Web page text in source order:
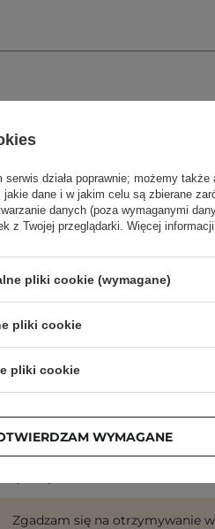
checklisty,
Zgadzam się na otrzymywanie
serwis działa poprawnie; możemy
dane i w jakim celu są zbierane
danych (poza wymaganymi
z Twojej przeglądarki. Więcej
pliki cookie (wymagane)
pliki cookie
pliki cookie
WYMAGANE